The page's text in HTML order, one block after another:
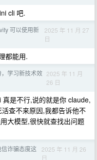
cli 吧.
可以使用新
2025 年 11 月 27
日
都能用.
学习新技术效 2025 年 11 月
26 日
是不行,说的就是你 claude,
查不来原因,我都告诉他不
大模型,很快就查找出问题
诈骗态度这
2025 年 11 月 26
日